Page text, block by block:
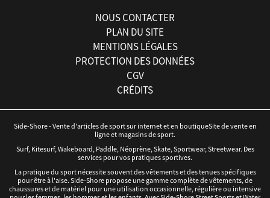
NOUS CONTACTER
PLAN DU SITE
MENTIONS LÉGALES
PROTECTION DES DONNÉES
CGV
CRÉDITS
Side-Shore - Vente d'articles de sport sur internet et en boutiqueSite de vente en
ligne et magasins de sport.
Surf, Kitesurf, Wakeboard, Paddle, Néoprène, Skate, Sportwear, Streetwear. Des
services pour vos pratiques sportives.
La pratique du sport nécessite souvent des vêtements et des tenues spécifiques
pour être à l'aise. Side-Shore propose une gamme complète de vêtements, de
chaussures et de matériel pour une utilisation occasionnelle, régulière ou intensive